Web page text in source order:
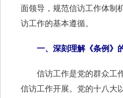
面领导，规范信访工作体制
访工作的基本遵循。
一、深刻理解《条例》
信访工作是党的群众工作
信访工作开展。党的十八大